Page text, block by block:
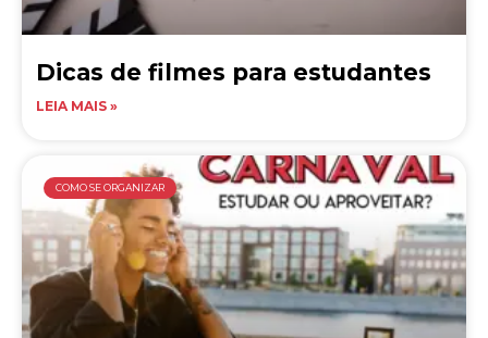
Dicas de filmes para estudantes
LEIA MAIS »
COMO SE ORGANIZAR